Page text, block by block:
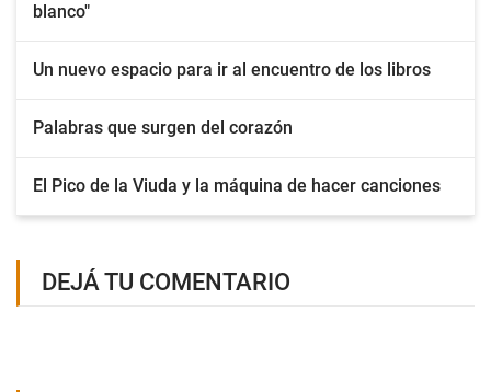
blanco"
Un nuevo espacio para ir al encuentro de los libros
Palabras que surgen del corazón
El Pico de la Viuda y la máquina de hacer canciones
DEJÁ TU COMENTARIO